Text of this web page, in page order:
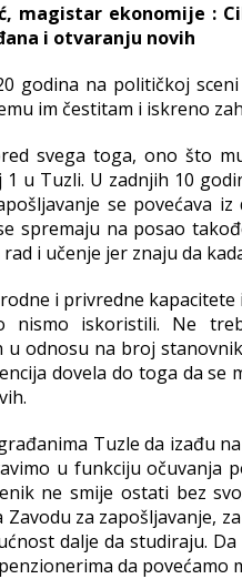
magistar ekonomije :
i otvaranju novih
godina na političkoj
im čestitam i iskreno
svega toga, ono što
u Tuzli. U zadnjih 10
se povećava
spremaju na posao
i učenje jer znaju da
i privredne
nismo iskoristili. Ne
u odnosu na broj
dovela do toga da se
Tuzle da izađu
u funkciju očuvanja
ne smije ostati bez
Zavodu za zapošljavanje,
dalje da studiraju.
da povećamo